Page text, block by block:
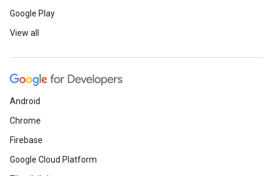
Google Play
View all
Android
Chrome
Firebase
Google Cloud Platform